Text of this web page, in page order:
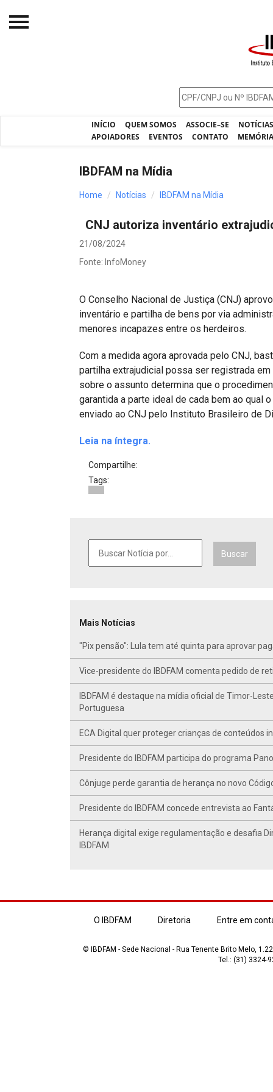
INÍCIO QUEM SOMOS ASSOCIE–SE
APOIADORES
EVENTOS CONTATO
Alienação Parental
Encontre um Escritório
IBDFAM na Mídia
Home Notícias IBDFAM na Mídia
CNJ autoriza inventário
21/08/2024
Fonte: InfoMoney
O Conselho Nacional de Justiça (CNJ)
inventário e partilha de bens por via
menores incapazes entre os herdeiros.
Com a medida agora aprovada pelo CNJ,
partilha extrajudicial possa ser registrada
sobre o assunto determina que o
garantida a parte ideal de cada bem ao qual
enviado ao CNJ pelo Instituto Brasileiro de
Leia na íntegra.
Compartilhe:
Tags:
Buscar
Mais Notícias
"Pix pensão": Lula tem até quinta para aprovar
Vice-presidente do IBDFAM comenta pedido de
IBDFAM é destaque na mídia oficial de Timor-
Portuguesa
ECA Digital quer proteger crianças de conteúdos
Presidente do IBDFAM participa do programa
Cônjuge perde garantia de herança no novo
Presidente do IBDFAM concede entrevista ao
Herança digital exige regulamentação e desafia
IBDFAM
O IBDFAM Diretoria Entre em
© IBDFAM - Sede Nacional - Rua Tenente Brito Melo,
Tel.: (31) 3324-